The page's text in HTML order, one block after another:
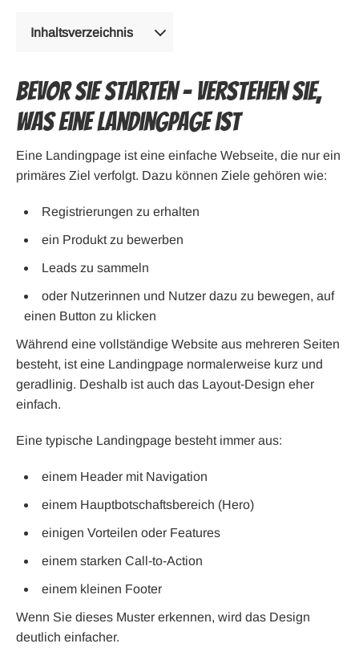
Inhaltsverzeichnis
Bevor Sie starten – verstehen Sie,
was eine Landingpage ist
Eine Landingpage ist eine einfache Webseite, die nur ein
primäres Ziel verfolgt. Dazu können Ziele gehören wie:
Registrierungen zu erhalten
ein Produkt zu bewerben
Leads zu sammeln
oder Nutzerinnen und Nutzer dazu zu bewegen, auf
einen Button zu klicken
Während eine vollständige Website aus mehreren Seiten
besteht, ist eine Landingpage normalerweise kurz und
geradlinig. Deshalb ist auch das Layout-Design eher
einfach.
Eine typische Landingpage besteht immer aus:
einem Header mit Navigation
einem Hauptbotschaftsbereich (Hero)
einigen Vorteilen oder Features
einem starken Call-to-Action
einem kleinen Footer
Wenn Sie dieses Muster erkennen, wird das Design
deutlich einfacher.